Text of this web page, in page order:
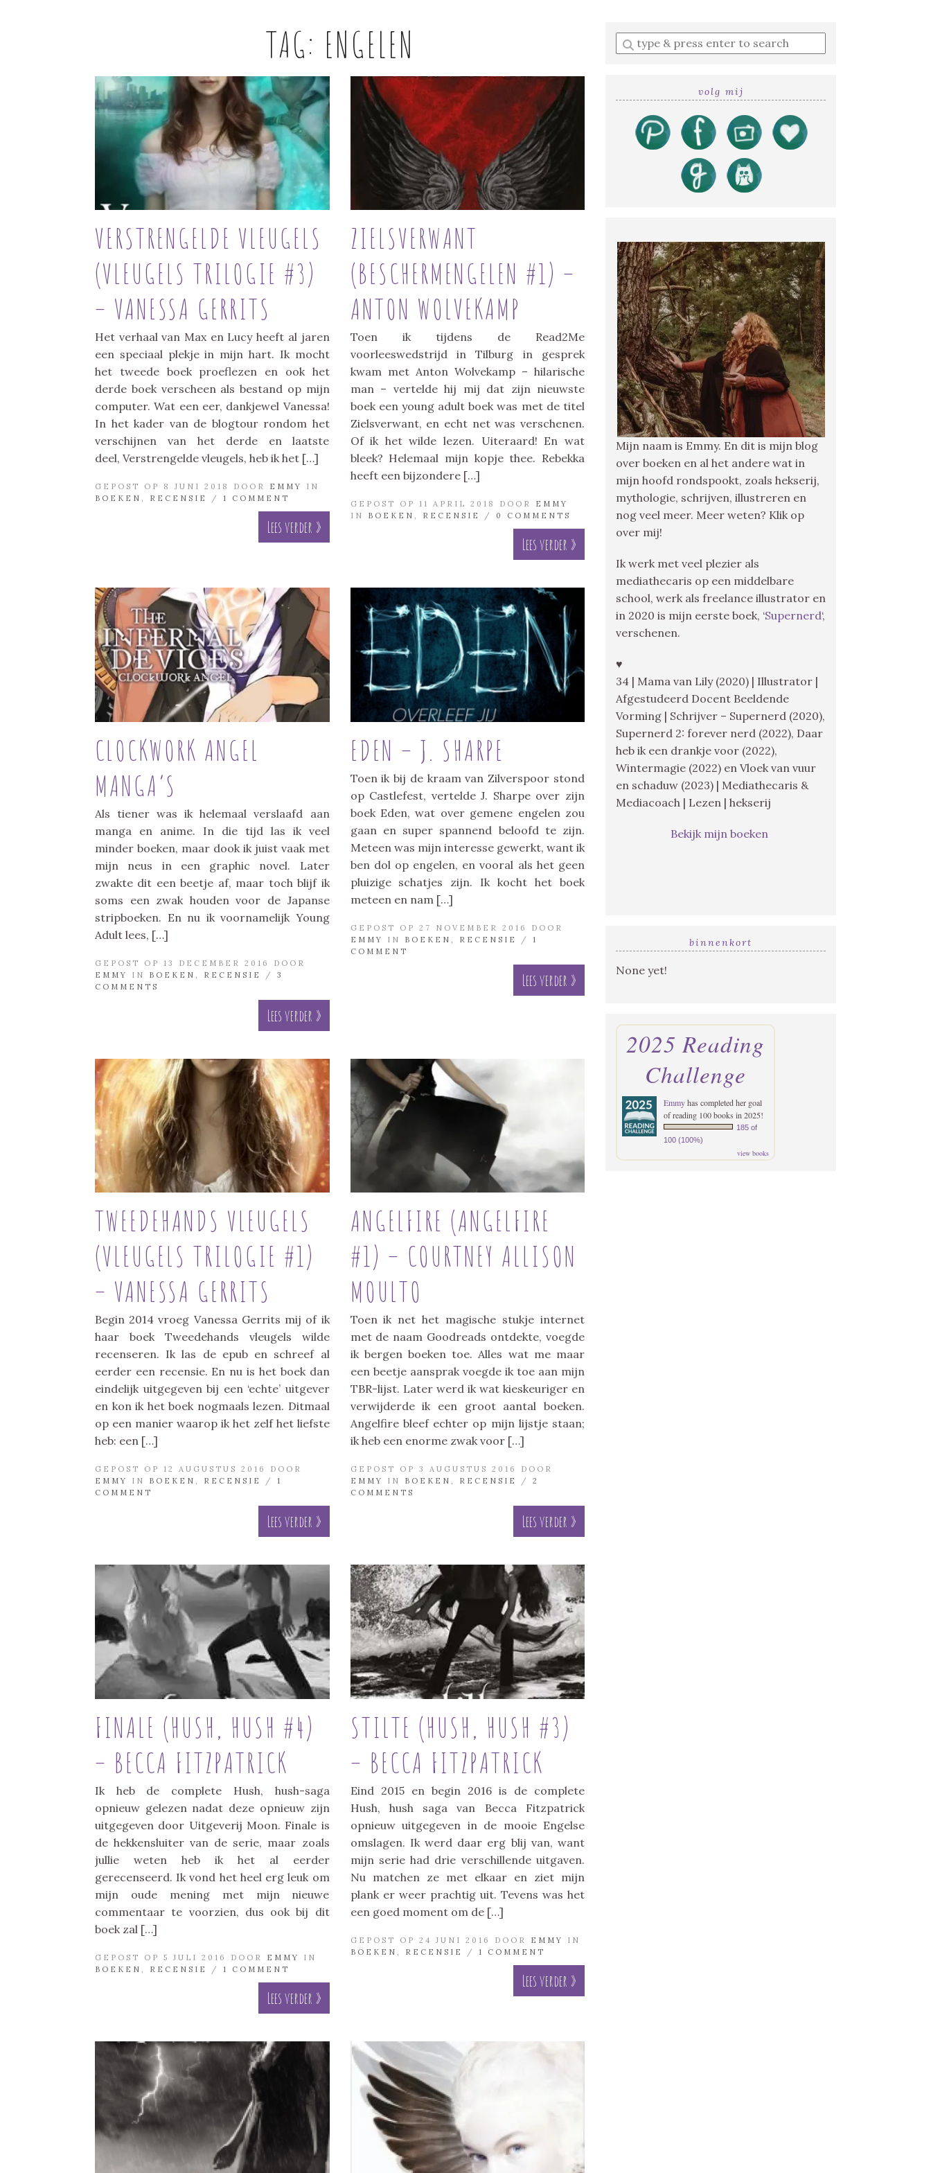
TAG: ENGELEN
VERSTRENGELDE VLEUGELS
(VLEUGELS TRILOGIE #3)
– VANESSA GERRITS
Het verhaal van Max en Lucy heeft al jaren
een speciaal plekje in mijn hart. Ik mocht
het tweede boek proeflezen en ook het
derde boek verscheen als bestand op mijn
computer. Wat een eer, dankjewel Vanessa!
In het kader van de blogtour rondom het
verschijnen van het derde en laatste
deel, Verstrengelde vleugels, heb ik het […]
GEPOST OP 8 JUNI 2018 DOOR EMMY
IN
BOEKEN , RECENSIE / 1 COMMENT
Lees verder »
ZIELSVERWANT
(BESCHERMENGELEN #1) –
ANTON WOLVEKAMP
Toen ik tijdens de Read2Me
voorleeswedstrijd in Tilburg in gesprek
kwam met Anton Wolvekamp – hilarische
man – vertelde hij mij dat zijn nieuwste
boek een young adult boek was met de titel
Zielsverwant, en echt net was verschenen.
Of ik het wilde lezen. Uiteraard! En wat
bleek? Helemaal mijn kopje thee. Rebekka
heeft een bijzondere […]
GEPOST OP 11 APRIL 2018 DOOR
EMMY
IN
BOEKEN , RECENSIE / 0 COMMENTS
Lees verder »
CLOCKWORK ANGEL
MANGA’S
Als tiener was ik helemaal verslaafd aan
manga en anime. In die tijd las ik veel
minder boeken, maar dook ik juist vaak met
mijn neus in een graphic novel. Later
zwakte dit een beetje af, maar toch blijf ik
soms een zwak houden voor de Japanse
stripboeken. En nu ik voornamelijk Young
Adult lees, […]
GEPOST OP 13 DECEMBER 2016 DOOR
EMMY
IN BOEKEN , RECENSIE / 3
COMMENTS
Lees verder »
EDEN – J. SHARPE
Toen ik bij de kraam van Zilverspoor stond
op Castlefest, vertelde J. Sharpe over zijn
boek Eden, wat over gemene engelen zou
gaan en super spannend beloofd te zijn.
Meteen was mijn interesse gewerkt, want ik
ben dol op engelen, en vooral als het geen
pluizige schatjes zijn. Ik kocht het boek
meteen en nam […]
GEPOST OP 27 NOVEMBER 2016 DOOR
EMMY
IN BOEKEN , RECENSIE / 1
COMMENT
Lees verder »
TWEEDEHANDS VLEUGELS
(VLEUGELS TRILOGIE #1)
– VANESSA GERRITS
Begin 2014 vroeg Vanessa Gerrits mij of ik
haar boek Tweedehands vleugels wilde
recenseren. Ik las de epub en schreef al
eerder een recensie. En nu is het boek dan
eindelijk uitgegeven bij een ‘echte’ uitgever
en kon ik het boek nogmaals lezen. Ditmaal
op een manier waarop ik het zelf het liefste
heb: een […]
GEPOST OP 12 AUGUSTUS 2016 DOOR
EMMY
IN BOEKEN , RECENSIE / 1
COMMENT
Lees verder »
ANGELFIRE (ANGELFIRE
#1) – COURTNEY ALLISON
MOULTO
Toen ik net het magische stukje internet
met de naam Goodreads ontdekte, voegde
ik bergen boeken toe. Alles wat me maar
een beetje aansprak voegde ik toe aan mijn
TBR-lijst. Later werd ik wat kieskeuriger en
verwijderde ik een groot aantal boeken.
Angelfire bleef echter op mijn lijstje staan;
ik heb een enorme zwak voor […]
GEPOST OP 3 AUGUSTUS 2016 DOOR
EMMY
IN BOEKEN , RECENSIE / 2
COMMENTS
Lees verder »
FINALE (HUSH, HUSH #4)
– BECCA FITZPATRICK
Ik heb de complete Hush, hush-saga
opnieuw gelezen nadat deze opnieuw zijn
uitgegeven door Uitgeverij Moon. Finale is
de hekkensluiter van de serie, maar zoals
jullie weten heb ik het al eerder
gerecenseerd. Ik vond het heel erg leuk om
mijn oude mening met mijn nieuwe
commentaar te voorzien, dus ook bij dit
boek zal […]
GEPOST OP 5 JULI 2016 DOOR EMMY
IN
BOEKEN
RECENSIE / 1 COMMENT
Lees verder »
STILTE (HUSH, HUSH #3)
– BECCA FITZPATRICK
Eind 2015 en begin 2016 is de complete
Hush, hush saga van Becca Fitzpatrick
opnieuw uitgegeven in de mooie Engelse
omslagen. Ik werd daar erg blij van, want
mijn serie had drie verschillende uitgaven.
Nu matchen ze met elkaar en ziet mijn
plank er weer prachtig uit. Tevens was het
een goed moment om de […]
GEPOST OP 24 JUNI 2016 DOOR EMMY
IN
BOEKEN
RECENSIE / 1 COMMENT
Lees verder »
Enter
a
volg mij
Mijn naam is Emmy. En dit is mijn blog
over boeken en al het andere wat in
mijn hoofd rondspookt, zoals hekserij,
mythologie, schrijven, illustreren en
nog veel meer. Meer weten? Klik op
over mij!
Ik werk met veel plezier als
mediathecaris op een middelbare
school, werk als freelance illustrator en
in 2020 is mijn eerste boek, ‘Supernerd‘,
verschenen.
♥
34 | Mama van Lily (2020) | Illustrator |
Afgestudeerd Docent Beeldende
Vorming | Schrijver – Supernerd (2020),
Supernerd 2: forever nerd (2022), Daar
heb ik een drankje voor (2022),
Wintermagie (2022) en Vloek van vuur
en schaduw (2023) | Mediathecaris &
Mediacoach | Lezen | hekserij
Bekijk mijn boeken
binnenkort
None yet!
2025 Reading
Challenge
Emmyhas completed her goal
of reading 100 books in 2025!
185 of
100 (100%)
view books